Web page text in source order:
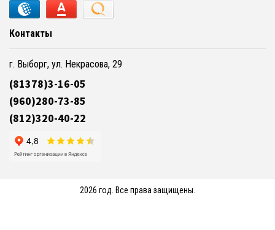
Контакты
г. Выборг, ул. Некрасова, 29
(81378)3-16-05
(960)280-73-85
(812)320-40-22
2026 год. Все права защищены.